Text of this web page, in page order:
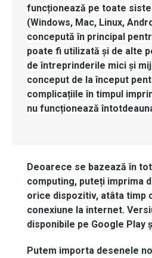
funcționează pe toate
(Windows, Mac, Linux,
concepută în principal
poate fi utilizată și de alte
deîntreprinderile mici și
conceput de laînceput
complicațiile în timpul
nu funcționează
Deoarece se bazează în
computing, puteți imprima
orice dispozitiv, atâta timp
conexiune la internet.
disponibile pe Google Play
Putem importa desenele